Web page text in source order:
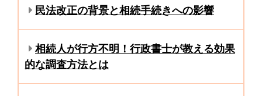
民法改正の背景と相続手続きへの影響
相続人が行方不明！行政書士が教える効果
的な調査方法とは